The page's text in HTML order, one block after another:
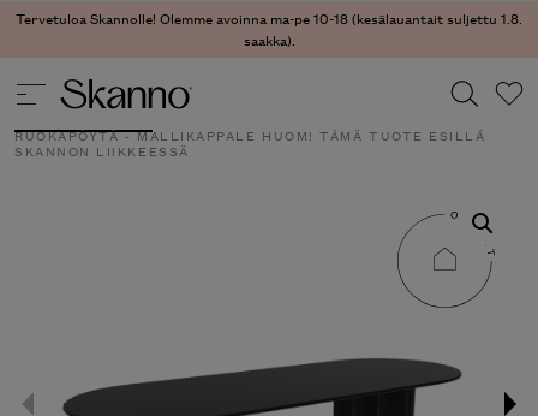
Tervetuloa Skannolle! Olemme avoinna ma-pe 10-18 (kesälauantait suljettu 1.8.
saakka).
RUOKAPÖYTÄ - MALLIKAPPALE HUOM! TÄMÄ TUOTE ESILLÄ
SKANNON LIIKKEESSÄ